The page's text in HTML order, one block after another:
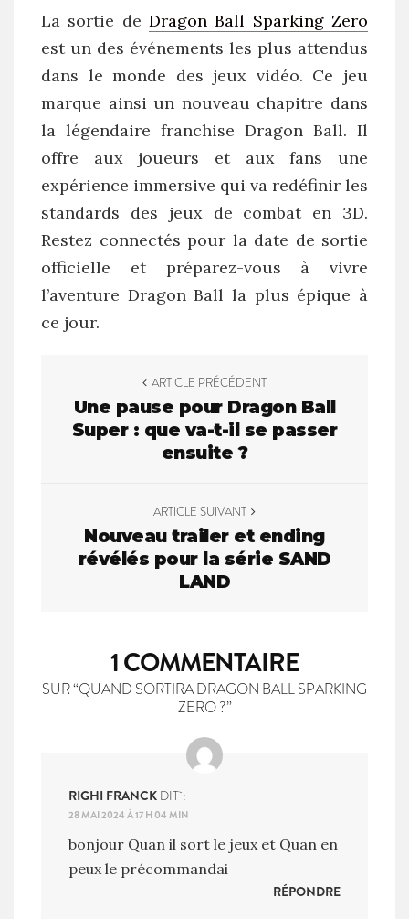
La sortie de Dragon Ball Sparking Zero
est un des événements les plus attendus
dans le monde des jeux vidéo. Ce jeu
marque ainsi un nouveau chapitre dans
la légendaire franchise Dragon Ball. Il
offre aux joueurs et aux fans une
expérience immersive qui va redéfinir les
standards des jeux de combat en 3D.
Restez connectés pour la date de sortie
officielle et préparez-vous à vivre
l’aventure Dragon Ball la plus épique à
ce jour.
a
ARTICLE PRÉCÉDENT
Une pause pour Dragon Ball
Super : que va-t-il se passer
ensuite ?
ARTICLE SUIVANT
Nouveau trailer et ending
révélés pour la série SAND
LAND
1 COMMENTAIRE
SUR “QUAND SORTIRA DRAGON BALL SPARKING
ZERO ?”
RIGHI FRANCK DIT :
28 MAI 2024 À 17 H 04 MIN
bonjour Quan il sort le jeux et Quan en
peux le précommandai
RÉPONDRE